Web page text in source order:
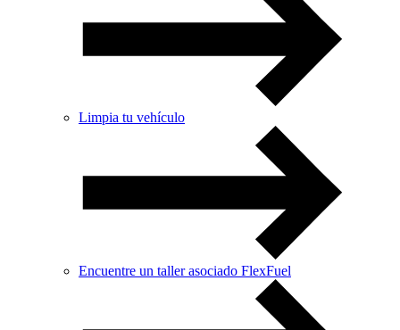
Limpia tu vehículo
Encuentre un taller asociado FlexFuel